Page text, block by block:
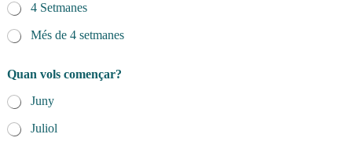
4 Setmanes
Més de 4 setmanes
Quan vols començar?
Juny
Juliol